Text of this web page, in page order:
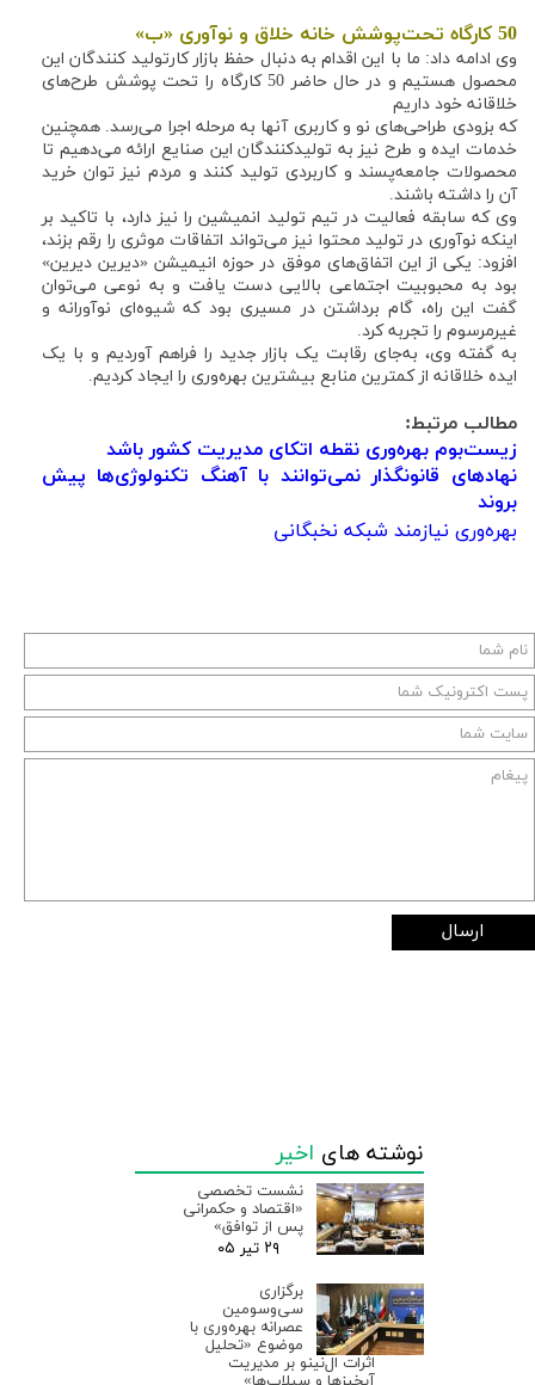
50 کارگاه تحت‌پوشش خانه خلاق و نوآوری «ب»
وی ادامه داد: ما با این اقدام به دنبال حفظ بازار کارتولید کنندگان این
محصول هستیم و در حال حاضر 50 کارگاه را تحت پوشش طرح‌های
خلاقانه خود داریم
که بزودی طراحی‌های نو و کاربری آنها به مرحله اجرا می‌رسد. همچنین
خدمات ایده و طرح نیز به تولیدکنندگان این صنایع ارائه می‌دهیم تا
محصولات جامعه‌پسند و کاربردی تولید کنند و مردم نیز توان خرید
آن را داشته باشند.
وی که سابقه فعالیت در تیم تولید انمیشین را نیز دارد، با تاکید بر
اینکه نوآوری در تولید محتوا نیز می‌تواند اتفاقات موثری را رقم بزند،
افزود: یکی از این اتفاق‌های موفق در حوزه انیمیشن «دیرین دیرین»
بود به محبوبیت اجتماعی بالایی دست یافت و به نوعی می‌توان
گفت این راه، گام برداشتن در مسیری بود که شیوه‌ای نوآورانه و
غیرمرسوم را تجربه کرد.
به گفته وی، به‌جای رقابت یک بازار جدید را فراهم آوردیم و با یک
ایده خلاقانه از کمترین منابع بیشترین بهره‌وری را ایجاد کردیم.
مطالب مرتبط:
زیست‌بوم بهره‌وری نقطه اتکای مدیریت کشور باشد
نهادهای قانونگذار نمی‌توانند با آهنگ تکنولوژی‌ها پیش
بروند
بهره‌وری نیازمند شبکه نخبگانی
ارسال
نوشته های اخیر
نشست تخصصی
«اقتصاد و حکمرانی
پس از توافق»
۲۹ تیر ۰۵
برگزاری
سی‌وسومین
عصرانه بهره‌وری با
موضوع «تحلیل
اثرات ال‌نینو بر مدیریت